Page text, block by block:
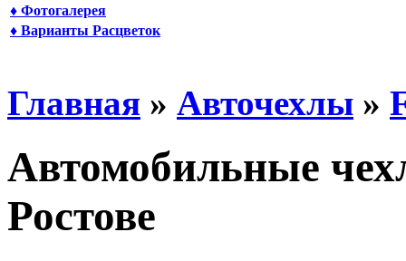
♦ Фотогалерея
♦ Варианты Расцветок
Главная » Авточехлы »
Автомобильные
Ростове